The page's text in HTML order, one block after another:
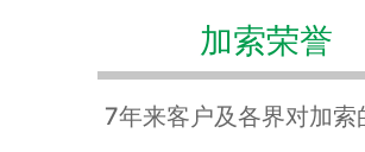
加索荣誉
7年来客户及各界对加索